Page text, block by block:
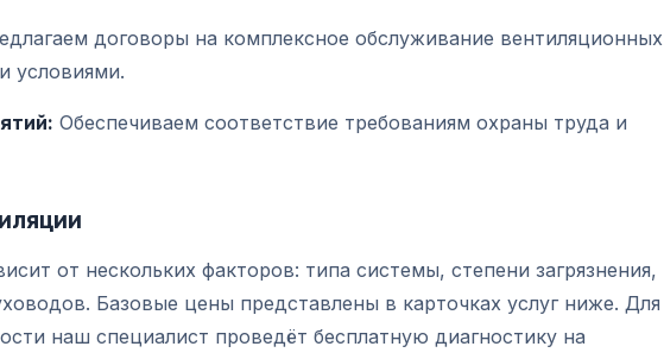
договоры на комплексное обслуживание вентиляционных
условиями.
Обеспечиваем соответствие требованиям охраны труда и
от нескольких факторов: типа системы, степени загрязнения,
Базовые цены представлены в карточках услуг ниже. Для
наш специалист проведёт бесплатную диагностику на